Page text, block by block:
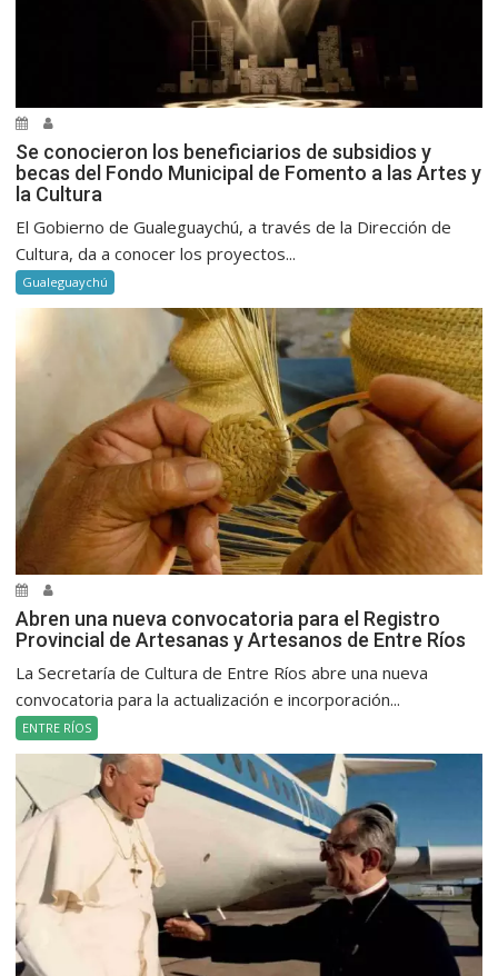
Se conocieron los beneficiarios de subsidios y
becas del Fondo Municipal de Fomento a las Artes y
la Cultura
El Gobierno de Gualeguaychú, a través de la Dirección de
Cultura, da a conocer los proyectos...
Gualeguaychú
Abren una nueva convocatoria para el Registro
Provincial de Artesanas y Artesanos de Entre Ríos
La Secretaría de Cultura de Entre Ríos abre una nueva
convocatoria para la actualización e incorporación...
ENTRE RÍOS